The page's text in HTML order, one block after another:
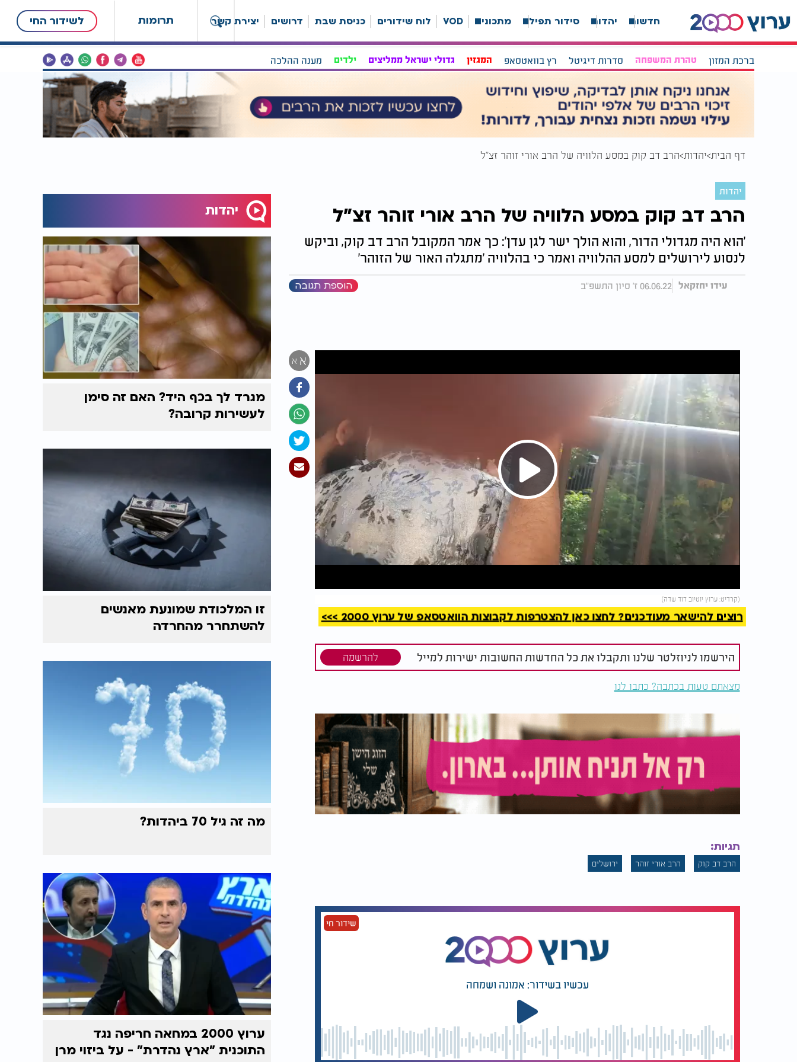
תרומות לשידור החי חדשות יהדות סידור תפילה מתכונים VOD לוח שידורים כניסת שבת דרושים יצירת קשר
ברכת המזון טהרת המשפחה סדרות דיגיטל רץ בוואטסאפ המגזין גדולי ישראל ממליצים ילדים מענה ההלכה
דף הבית יהדות הרב דב קוק במסע הלוויה של הרב אורי זוהר זצ"ל
יהדות
הרב דב קוק במסע הלוויה של הרב אורי זוהר זצ"ל
'הוא היה מגדולי הדור, והוא הולך ישר לגן עדן': כך אמר המקובל הרב דב קוק, וביקש
לנסוע לירושלים למסע ההלוויה ואמר כי בהלוויה 'מתגלה האור של הזוהר'
עידו יחזקאל 06.06.22 ז' סיון התשפ"ב הוספת תגובה
א א
Play
Video
(קרדיט: ערוץ יוטיוב דוד שדה)
רוצים להישאר מעודכנים? לחצו כאן להצטרפות לקבוצות הוואטסאפ של ערוץ 2000 >>>
הירשמו לניוזלטר שלנו ותקבלו את כל החדשות החשובות ישירות למייל להרשמה
מצאתם טעות בכתבה? כתבו לנו
תגיות:
הרב דב קוק הרב אורי זוהר ירושלים
שידור חי
עכשיו בשידור: אמונה ושמחה
יהדות
מגרד לך בכף היד? האם זה סימן
לעשירות קרובה?
זו המלכודת שמונעת מאנשים
להשתחרר מהחרדה
מה זה גיל 70 ביהדות?
ערוץ 2000 במחאה חריפה נגד
התוכנית "ארץ נהדרת" - על ביזוי מרן